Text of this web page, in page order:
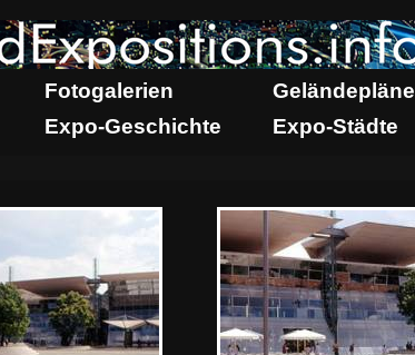
Fotogalerien Geländepläne
Expo-Geschichte Expo-Städte